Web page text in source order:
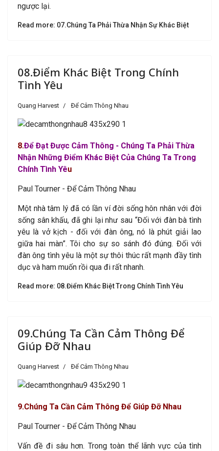
ngược lại.
Read more: 07.Chúng Ta Phải Thừa Nhận Sự Khác Biệt
08.Điểm Khác Biệt Trong Chính
Tình Yêu
Quang Harvest Để Cảm Thông Nhau
8.Để Đạt Được Cảm Thông - Chúng Ta Phải Thừa
Nhận Những Điểm Khác Biệt Của Chúng Ta Trong
Chính Tình Yêu
Paul Tourner - Để Cảm Thông Nhau
Một nhà tâm lý đã có lần ví đời sống hôn nhân với đời
sống sân khấu, đã ghi lại như sau “Đối với đàn bà tình
yêu là vở kịch - đối với đàn ông, nó là phút giải lao
giữa hai màn”. Tôi cho sự so sánh đó đúng. Đối với
đàn ông tình yêu là một sự thôi thúc rất mạnh đầy tình
dục và ham muốn rồi qua đi rất nhanh.
Read more: 08.Điểm Khác Biệt Trong Chính Tình Yêu
09.Chúng Ta Cần Cảm Thông Để
Giúp Đỡ Nhau
Quang Harvest Để Cảm Thông Nhau
9.Chúng Ta Cần Cảm Thông Để Giúp Đỡ Nhau
Paul Tourner - Để Cảm Thông Nhau
Vấn đề đi sâu hơn. Trong toàn thể lãnh vực của tình